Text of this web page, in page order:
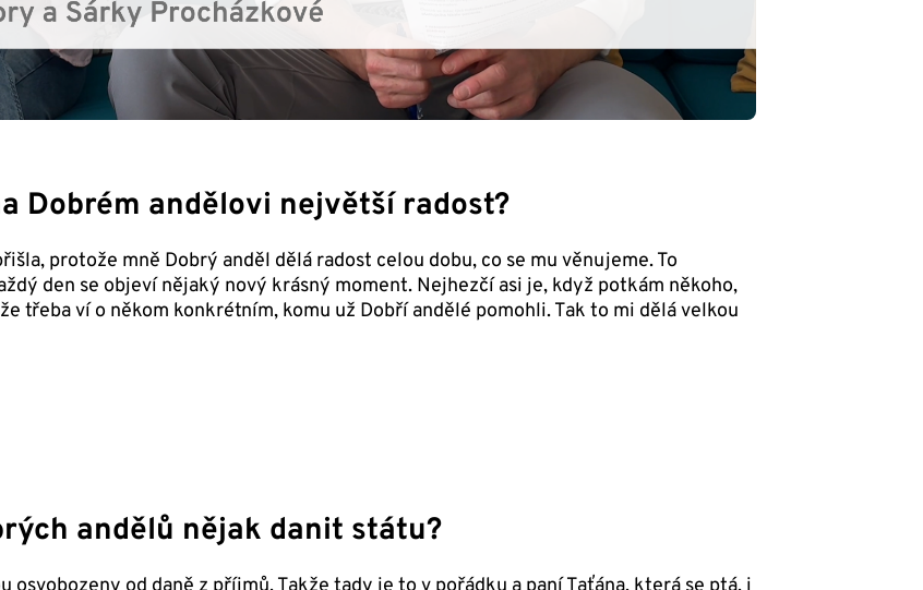
Dobrém andělovi největší radost?
protože mně Dobrý anděl dělá radost celou dobu, co se mu věnujeme. To
den se objeví nějaký nový krásný moment. Nejhezčí asi je, když potkám někoho,
třeba ví o někom konkrétním, komu už Dobří andělé pomohli. Tak to mi dělá velkou
andělů nějak danit státu?